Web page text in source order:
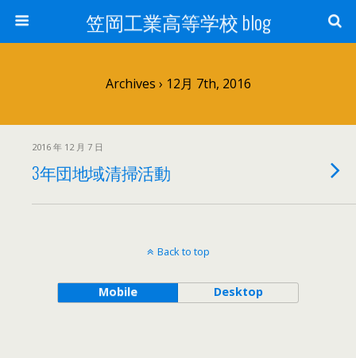
笠岡工業高等学校 blog
Archives › 12月 7th, 2016
2016 年 12 月 7 日
3年団地域清掃活動
Back to top
Mobile Desktop